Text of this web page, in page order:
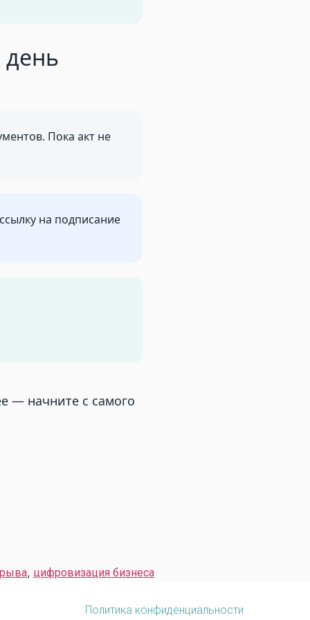
Пока акт не
на подписание
— начните с самого
, цифровизация бизнеса
Политика конфиденциальности